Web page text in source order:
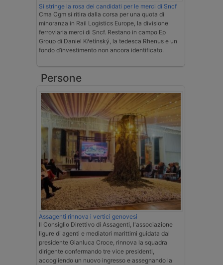
Si stringe la rosa dei candidati per le merci di Sncf
Cma Cgm si ritira dalla corsa per una quota di
minoranza in Rail Logistics Europe, la divisione
ferroviaria merci di Sncf. Restano in campo Ep
Group di Daniel Křetínský, la tedesca Rhenus e un
fondo d’investimento non ancora identificato.
Persone
Assagenti rinnova i vertici genovesi
Il Consiglio Direttivo di Assagenti, l'associazione
ligure di agenti e mediatori marittimi guidata dal
presidente Gianluca Croce, rinnova la squadra
dirigente confermando tre vice presidenti,
accogliendo un nuovo ingresso e assegnando la